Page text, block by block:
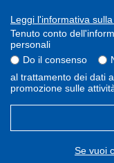
Leggi l'informativa
Tenuto conto
personali
Do il consenso
al trattamento dei dati
promozione sulle
Se vuoi